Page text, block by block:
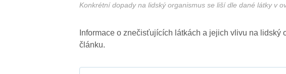
Konkrétní dopady na lidský organismus se liší dle dané látky v
Informace o znečisťujících látkách a jejich vlivu na lidský
článku.